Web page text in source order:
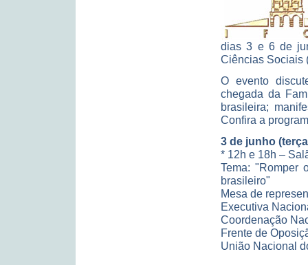
dias 3 e 6 de
Ciências Sociais
O evento
chegada da
brasileira;
Confira a
3 de junho
* 12h e 18h –
Tema: "Romper
brasileiro"
Mesa de
Executiva
Coordenação
Frente de
União Nacional